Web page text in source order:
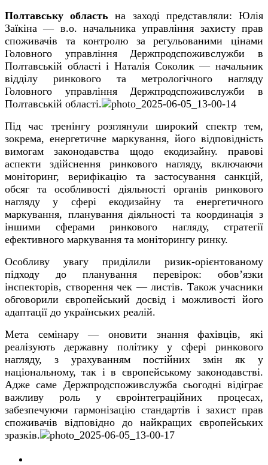
Полтавську областьна заході представляли: Юлія
Заїкіна — в.о. начальника управління захисту прав
споживачів та контролю за регульованими цінами
Головного управління Держпродспоживслужби в
Полтавській областііНаталія Соколик — начальник
відділу ринкового та метрологічного нагляду
Головного управління Держпродспоживслужби в
Полтавській області.
Під час тренінгу розглянули широкий спектр тем,
зокрема, енергетичне маркування, його відповідність
вимогам законодавства щодо екодизайну. правові
аспекти здійснення ринкового нагляду, включаючи
моніторинг, верифікацію та застосування санкцій,
обсяг та особливості діяльності органів ринкового
нагляду у сфері екодизайну та енергетичного
маркування, планування діяльності та координація з
іншими сферами ринкового нагляду, стратегії
ефективного маркування та моніторингу ринку.
Особливу увагу приділили ризик-орієнтованому
підходу до планування перевірок: обов’язки
інспекторів, створення чек— листів. Також учасники
обговорили європейський досвід і можливості його
адаптації до українських реалій.
Мета семінару — оновити знання фахівців, які
реалізують державну політику у сфері ринкового
нагляду, з урахуванням постійних змін як у
національному, так і в європейському законодавстві.
Адже саме Держпродспоживслужба сьогодні відіграє
важливу роль у євроінтеграційних процесах,
забезпечуючи гармонізацію стандартів і захист прав
споживачів відповідно до найкращих європейських
зразків.